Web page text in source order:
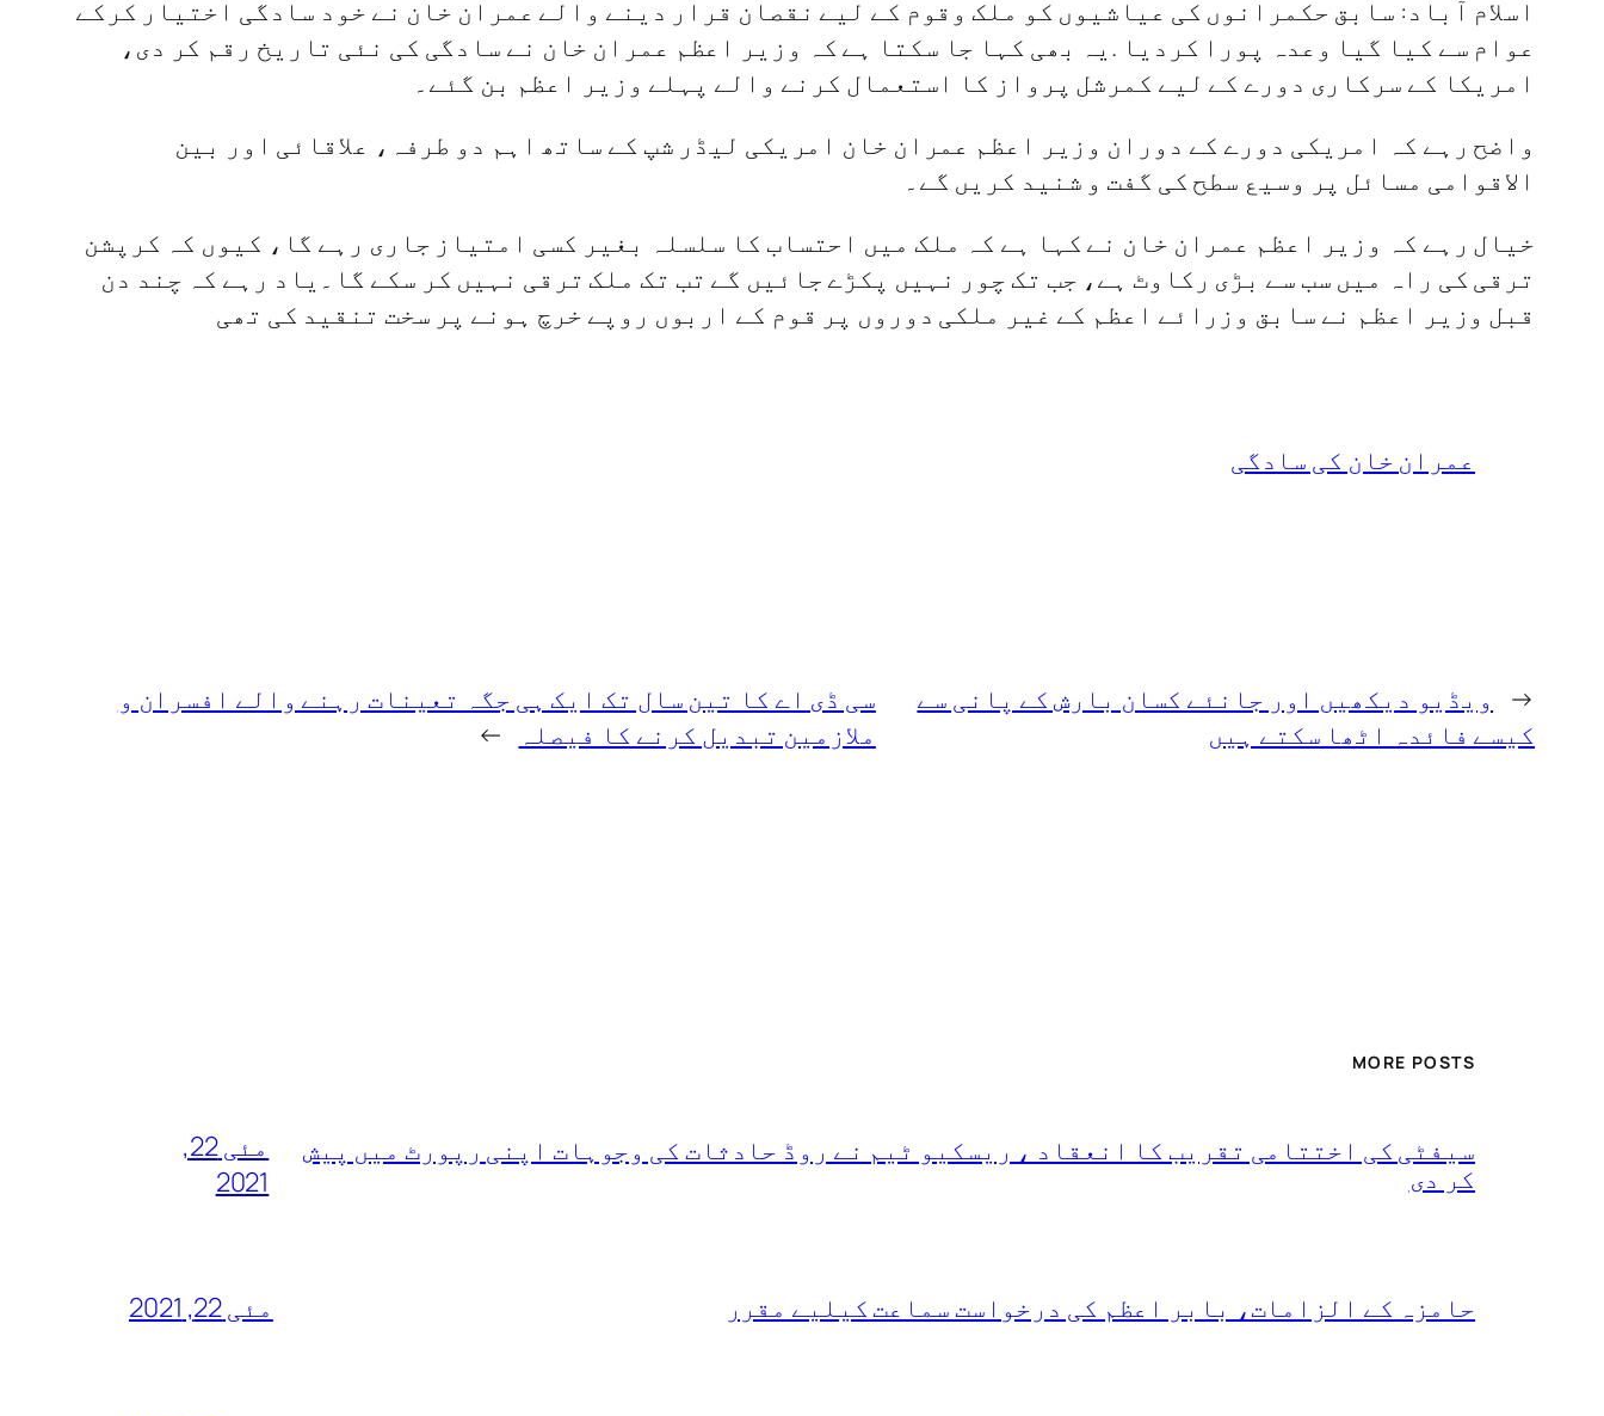
اسلام آباد: سابق حکمرانوں کی عیاشیوں کو ملک وقوم کے لیے نقصان قرار دینے والے عمران خان نے خود سادگی اختیار کرکے
عوام سے کیا گیا وعدہ پورا کردیا .یہ بھی کہا جا سکتا ہے کہ وزیر اعظم عمران خان نے سادگی کی نئی تاریخ رقم کر دی،
امریکا کے سرکاری دورے کے لیے کمرشل پرواز کا استعمال کرنے والے پہلے وزیر اعظم بن گئے۔
واضح رہے کہ امریکی دورے کے دوران وزیر اعظم عمران خان امریکی لیڈر شپ کے ساتھ اہم دو طرفہ، علاقائی اور بین
الاقوامی مسائل پر وسیع سطح کی گفت و شنید کریں گے۔
خیال رہے کہ وزیر اعظم عمران خان نے کہا ہے کہ ملک میں احتساب کا سلسلہ بغیر کسی امتیاز جاری رہے گا، کیوں کہ کرپشن
ترقی کی راہ میں سب سے بڑی رکاوٹ ہے، جب تک چور نہیں پکڑے جائیں گے تب تک ملک ترقی نہیں کر سکے گا۔یاد رہے کہ چند دن
قبل وزیر اعظم نے سابق وزرائے اعظم کے غیر ملکی دوروں پر قوم کے اربوں روپے خرچ ہونے پر سخت تنقید کی تھی
عمران خان کی سادگی
←
ویڈیو دیکھیں اور جانئے کسان بارش کے پانی سے
کیسے فائدہ اٹھا سکتے ہیں
سی ڈی اے کا تین سال تک ایک ہی جگہ تعینات رہنے والے افسران و
ملازمین تبدیل کرنے کا فیصلہ
→
MORE POSTS
سیفٹی کی اختتامی تقریب کا انعقاد ، ریسکیو ٹیم نے روڈ حادثات کی وجوہات اپنی رپورٹ میں پیش
کر دی
مئی 22,
2021
حامزہ کے الزامات، بابر اعظم کی درخواست سماعت کیلیے مقرر مئی 22, 2021